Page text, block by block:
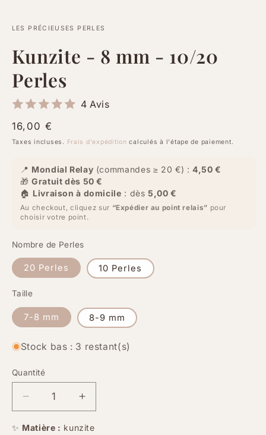
fenêtre
LES PRÉCIEUSES PERLES
Kunzite - 8 mm - 10/20
Perles
4 Avis
Prix
habituel
16,00 €
Taxes incluses. Frais d'expédition calculés à l'étape de paiement.
📍 Mondial Relay (commandes ≥ 20 €) :4,50 €
🎁Gratuit dès 50 €
🏠 Livraison à domicile : dès5,00 €
Au checkout, cliquez sur “Expédier au point relais” pour
choisir votre point.
Nombre de Perles
20 Perles 10 Perles
Taille
7-8 mm 8-9 mm
Stock bas : 3 restant(s)
Quantité
Quantité
Réduire
la
quantité
Augmenter
la
quantité
✨ Matière : kunzite